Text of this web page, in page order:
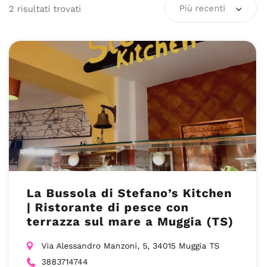
2 risultati trovati Più recenti
La Bussola di Stefano’s Kitchen
| Ristorante di pesce con
terrazza sul mare a Muggia (TS)
Via Alessandro Manzoni, 5, 34015 Muggia TS
3883714744